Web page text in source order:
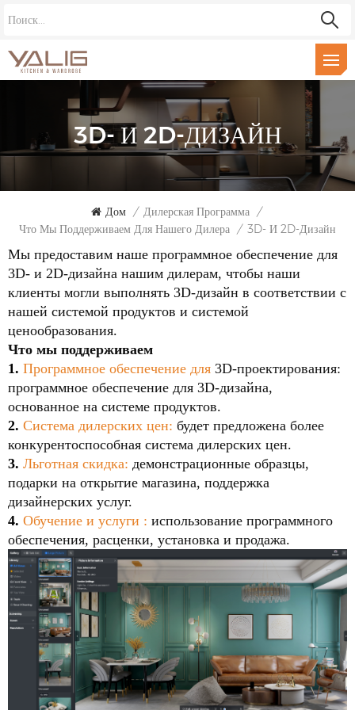
3D- И 2D-ДИЗАЙН
Дом / Дилерская Программа /
Что Мы Поддерживаем Для Нашего Дилера / 3D- И 2D-Дизайн
Мы предоставим наше программное обеспечение для
3D- и 2D-дизайна нашим дилерам, чтобы наши
клиенты могли выполнять 3D-дизайн в соответствии с
нашей системой продуктов и системой
ценообразования.
Что мы поддерживаем
1. Программное обеспечение для 3D-проектирования:
программное обеспечение для 3D-дизайна,
основанное на системе продуктов.
2. Система дилерских цен: будет предложена более
конкурентоспособная система дилерских цен.
3. Льготная скидка: демонстрационные образцы,
подарки на открытие магазина, поддержка
дизайнерских услуг.
4. Обучение и услуги : использование программного
обеспечения, расценки, установка и продажа.